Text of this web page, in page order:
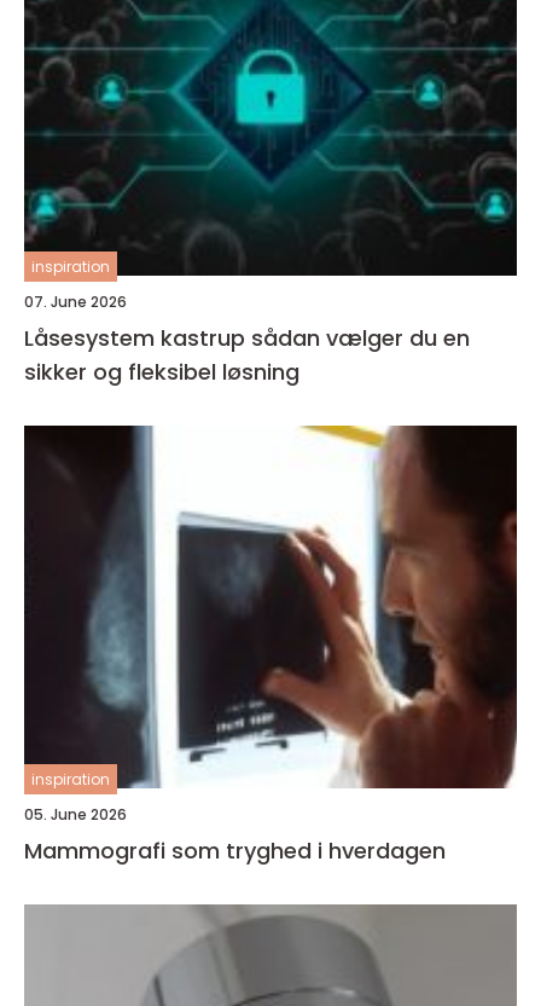
inspiration
07. June 2026
Låsesystem kastrup sådan vælger du en
sikker og fleksibel løsning
inspiration
05. June 2026
Mammografi som tryghed i hverdagen